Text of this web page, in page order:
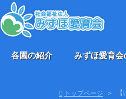
各園の紹介 みずほ愛育会
トップページ